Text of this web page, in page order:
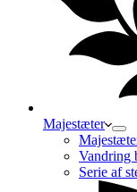
Majestæter
Vandring
Serie af